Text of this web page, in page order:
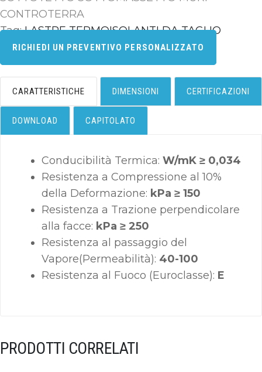
CONTROTERRA
Tag:LASTRE TERMOISOLANTI DA TAGLIO
RICHIEDI UN PREVENTIVO PERSONALIZZATO
CARATTERISTICHE DIMENSIONI CERTIFICAZIONI
DOWNLOAD CAPITOLATO
Conducibilità Termica: W/mK ≥ 0,034
Resistenza a Compressione al 10%
della Deformazione: kPa ≥ 150
Resistenza a Trazione perpendicolare
alla facce: kPa ≥ 250
Resistenza al passaggio del
Vapore(Permeabilità): 40-100
Resistenza al Fuoco (Euroclasse): E
PRODOTTI CORRELATI